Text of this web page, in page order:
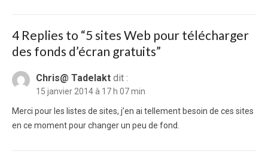
4 Replies to “5 sites Web pour télécharger
des fonds d’écran gratuits”
Chris@ Tadelakt dit :
15 janvier 2014 à 17 h 07 min
Merci pour les listes de sites, j’en ai tellement besoin de ces sites
en ce moment pour changer un peu de fond.